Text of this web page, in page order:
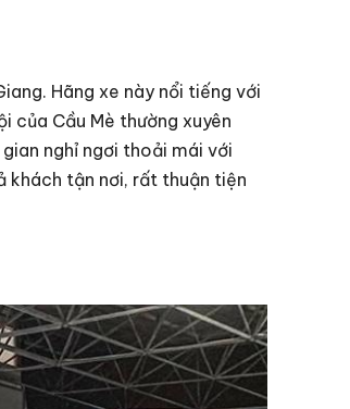
Hãng xe này nổi tiếng với
của Cầu Mè thường xuyên
nghỉ ngơi thoải mái với
khách tận nơi, rất thuận tiện